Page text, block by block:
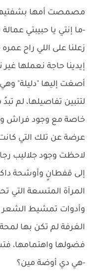
مصمصت أمها
-ما إنتي يا حبيبتي
زعلنا على اللي راح
إيدينا حاجة نعملها غير
أصغت إليها "دليلة"
لتتبين تفاصيلها، لم تبدُ
خاصة مع وجود فراش
عرضة عن تلك التي
لاحظت وجود جلاليب
إلى قفطانٍ وأوشحة
المرآة المتسعة التي
وأدوات تمشيط الشعر
الغرفة لم تكن بها
فضولها واهتمامها،
-هي دي أوضة مين؟